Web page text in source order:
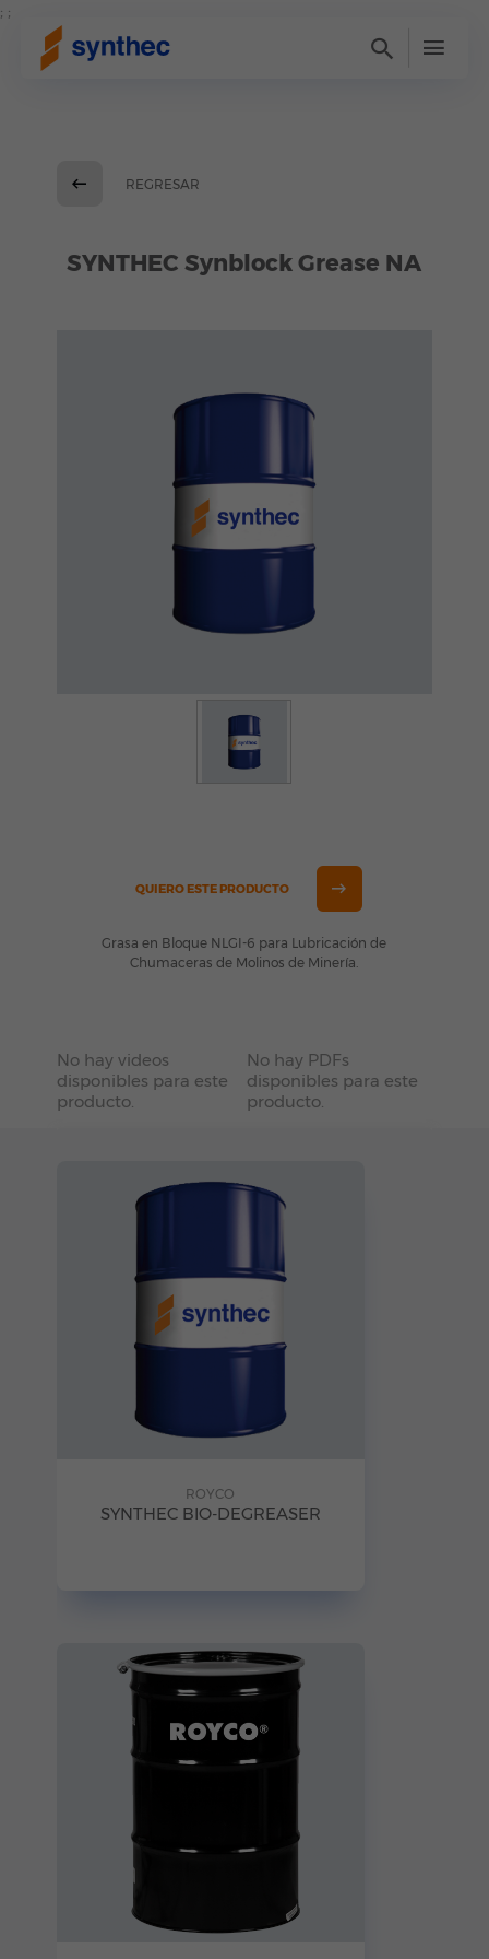
; ;
REGRESAR
SYNTHEC Synblock Grease NA
QUIERO ESTE PRODUCTO
Grasa en Bloque NLGI-6 para Lubricación de
Chumaceras de Molinos de Minería.
No hay videos
disponibles para este
producto.
No hay PDFs
disponibles para este
producto.
ROYCO
SYNTHEC BIO-DEGREASER